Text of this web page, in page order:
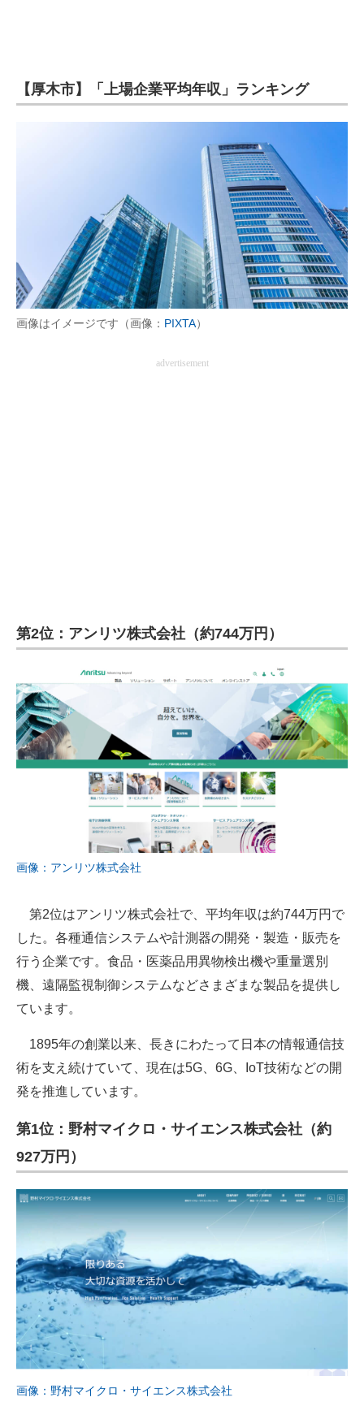
【厚木市】「上場企業平均年収」ランキング
画像はイメージです（画像： PIXTA）
advertisement
第2位：アンリツ株式会社（約744万円）
画像：アンリツ株式会社
第2位はアンリツ株式会社で、平均年収は約744万円で
した。各種通信システムや計測器の開発・製造・販売を
行う企業です。食品・医薬品用異物検出機や重量選別
機、遠隔監視制御システムなどさまざまな製品を提供し
ています。
1895年の創業以来、長きにわたって日本の情報通信技
術を支え続けていて、現在は5G、6G、IoT技術などの開
発を推進しています。
第1位：野村マイクロ・サイエンス株式会社（約
927万円）
画像：野村マイクロ・サイエンス株式会社